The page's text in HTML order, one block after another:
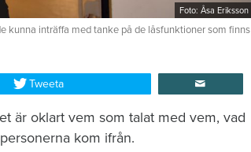
Foto: Åsa Eriksson
kunna inträffa med tanke på de låsfunktioner som finns
Tweeta
är oklart vem som talat med vem, vad
kom ifrån.